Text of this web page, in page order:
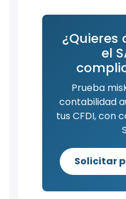
¿Quieres
el
Prueba
contabilidad
tus CFDI, con
Solicitar